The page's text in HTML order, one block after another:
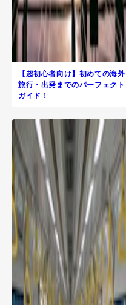
【超初心者向け】初めての海外
旅行・出発までのパーフェクト
ガイド！